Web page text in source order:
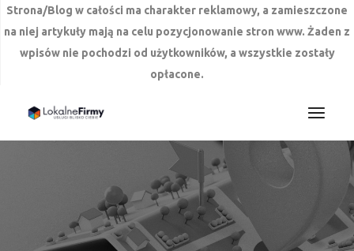
Strona/Blog w całości ma charakter reklamowy, a zamieszczone
na niej artykuły mają na celu pozycjonowanie stron www. Żaden z
wpisów nie pochodzi od użytkowników, a wszystkie zostały
opłacone.